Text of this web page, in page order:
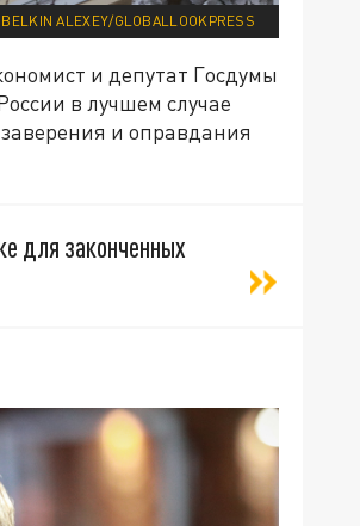
ALEXEY/GLOBALLOOKPRESS
и депутат Госдумы
в лучшем случае
и оправдания
для законченных